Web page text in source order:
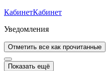
КабинетКабинет
Уведомления
Отметить все как прочитанные
Показать ещё